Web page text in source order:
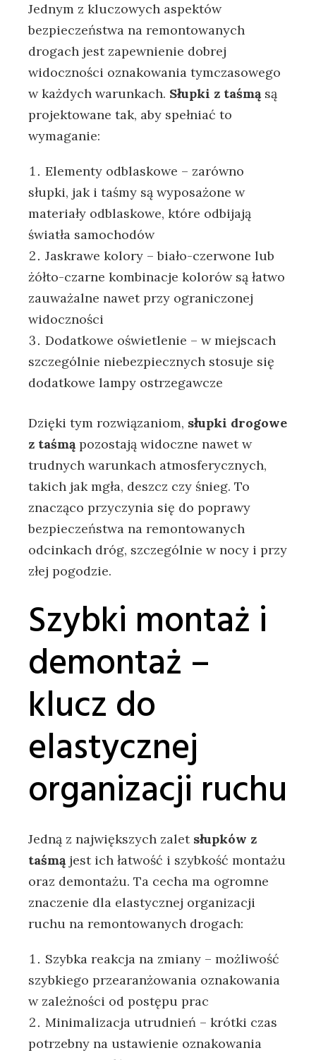
Jednym z kluczowych aspektów
bezpieczeństwa na remontowanych
drogach jest zapewnienie dobrej
widoczności oznakowania tymczasowego
w każdych warunkach. Słupki z taśmąsą
projektowane tak, aby spełniać to
wymaganie:
Elementy odblaskowe – zarówno
słupki, jak i taśmy są wyposażone w
materiały odblaskowe, które odbijają
światła samochodów
Jaskrawe kolory – biało-czerwone lub
żółto-czarne kombinacje kolorów są łatwo
zauważalne nawet przy ograniczonej
widoczności
Dodatkowe oświetlenie – w miejscach
szczególnie niebezpiecznych stosuje się
dodatkowe lampy ostrzegawcze
Dzięki tym rozwiązaniom, słupki drogowe
z taśmąpozostają widoczne nawet w
trudnych warunkach atmosferycznych,
takich jak mgła, deszcz czy śnieg. To
znacząco przyczynia się do poprawy
bezpieczeństwa na remontowanych
odcinkach dróg, szczególnie w nocy i przy
złej pogodzie.
Szybki montaż i
demontaż –
klucz do
elastycznej
organizacji ruchu
Jedną z największych zalet słupków z
taśmąjest ich łatwość i szybkość montażu
oraz demontażu. Ta cecha ma ogromne
znaczenie dla elastycznej organizacji
ruchu na remontowanych drogach:
Szybka reakcja na zmiany – możliwość
szybkiego przearanżowania oznakowania
w zależności od postępu prac
Minimalizacja utrudnień – krótki czas
potrzebny na ustawienie oznakowania